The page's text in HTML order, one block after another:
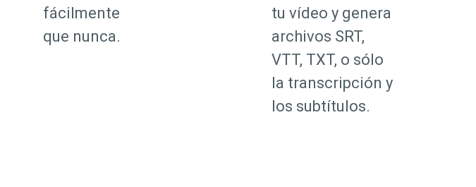
fácilmente
que nunca.
tu vídeo y genera
archivos SRT,
VTT, TXT, o sólo
la transcripción y
los subtítulos.